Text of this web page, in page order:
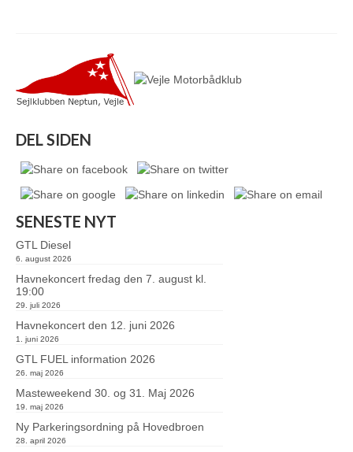
DEL SIDEN
SENESTE NYT
GTL Diesel
6. august 2026
Havnekoncert fredag den 7. august kl.
19:00
29. juli 2026
Havnekoncert den 12. juni 2026
1. juni 2026
GTL FUEL information 2026
26. maj 2026
Masteweekend 30. og 31. Maj 2026
19. maj 2026
Ny Parkeringsordning på Hovedbroen
28. april 2026